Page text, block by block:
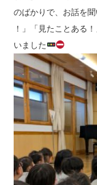
のばかりで、お話を
！」「見たことある
いました